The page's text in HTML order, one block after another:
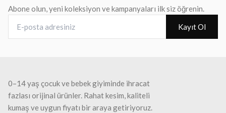
Abone olun, yeni koleksiyon ve kampanyaları ilk siz öğrenin.
Kayıt Ol
0–14 yaş çocuk ve bebek giyiminde ihracat
fazlası orijinal ürünler. Rahat kesim, kaliteli
kumaş ve uygun fiyatı bir araya getiriyoruz.